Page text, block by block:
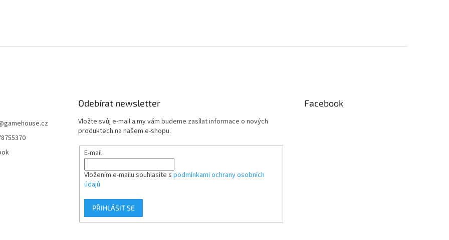
gamehouse.cz
Odebírat newsletter
Vložte svůj e-mail a my vám budeme zasílat informace o nových
produktech na našem e-shopu.
E-mail
Vložením e-mailu souhlasíte s podmínkami ochrany osobních
údajů
PŘIHLÁSIT SE
Facebook